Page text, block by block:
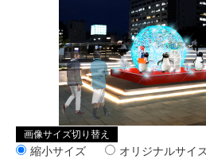
画像サイズ切り替え
縮小サイズ オリジナルサイ